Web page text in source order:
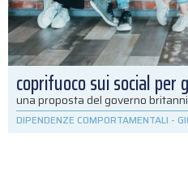
coprifuoco sui social per
una proposta del governo
DIPENDENZE COMPORTAMENTALI -